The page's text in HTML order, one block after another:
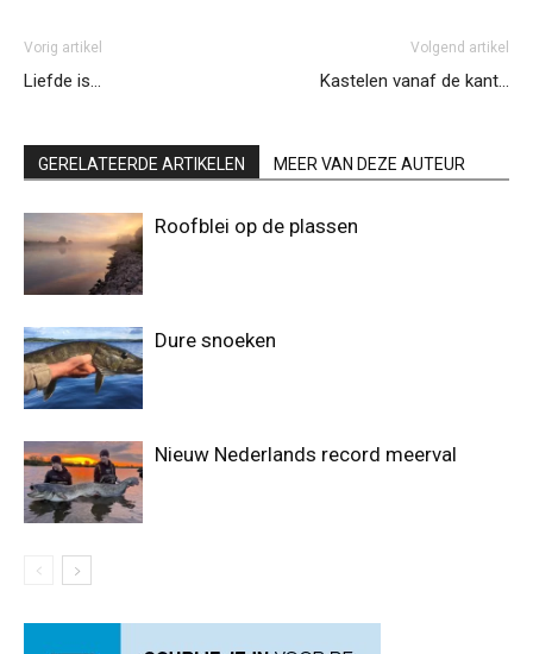
Vorig artikel
Liefde is…
Volgend artikel
Kastelen vanaf de kant…
GERELATEERDE ARTIKELEN MEER VAN DEZE AUTEUR
Roofblei op de plassen
Dure snoeken
Nieuw Nederlands record meerval